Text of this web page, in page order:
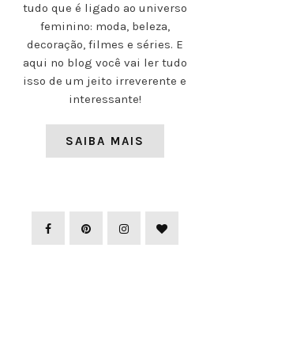
tudo que é ligado ao universo
feminino: moda, beleza,
decoração, filmes e séries. E
aqui no blog você vai ler tudo
isso de um jeito irreverente e
interessante!
SAIBA MAIS